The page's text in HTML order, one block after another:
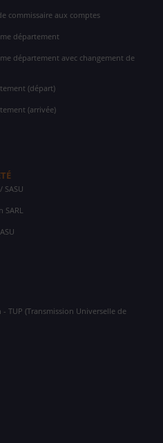
commissaire aux comptes
département
département avec changement de
(départ)
(arrivée)
SASU
SARL
TUP (Transmission Universelle de